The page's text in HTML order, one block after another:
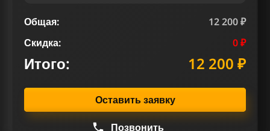
Общая:
12 200 ₽
Скидка:
0 ₽
Итого: 12 200 ₽
Оставить заявку
Позвонить